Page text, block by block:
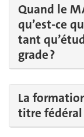
Quand le
qu’est-ce
tant
grade ?
La
titre fédéral